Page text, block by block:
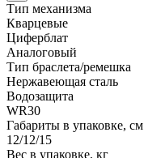
Тип механизма
Кварцевые
Циферблат
Аналоговый
Тип браслета/ремешка
Нержавеющая сталь
Водозащита
WR30
Габариты в упаковке, см
12/12/15
Вес в упаковке, кг